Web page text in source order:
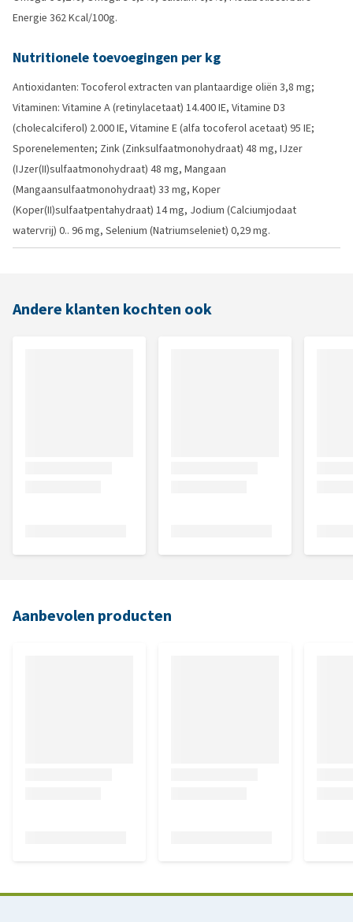
Energie 362 Kcal/100g.
Nutritionele toevoegingen per kg
Antioxidanten: Tocoferol extracten van plantaardige oliën 3,8 mg;
Vitaminen: Vitamine A (retinylacetaat) 14.400 IE, Vitamine D3
(cholecalciferol) 2.000 IE, Vitamine E (alfa tocoferol acetaat) 95 IE;
Sporenelementen; Zink (Zinksulfaatmonohydraat) 48 mg, IJzer
(IJzer(II)sulfaatmonohydraat) 48 mg, Mangaan
(Mangaansulfaatmonohydraat) 33 mg, Koper
(Koper(II)sulfaatpentahydraat) 14 mg, Jodium (Calciumjodaat
watervrij) 0.. 96 mg, Selenium (Natriumseleniet) 0,29 mg.
Andere klanten kochten ook
Aanbevolen producten